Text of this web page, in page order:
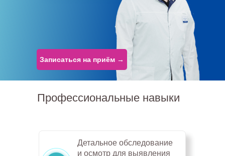
Записаться на приём →
Профессиональные навыки
Детальное обследование
и осмотр для выявления